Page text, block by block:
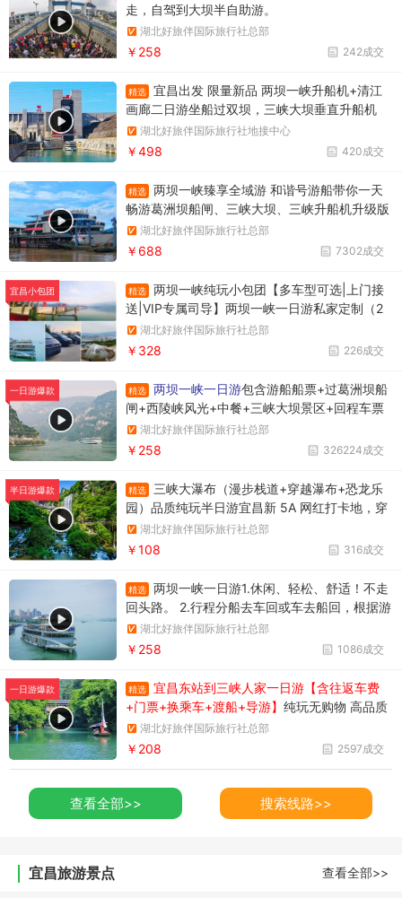
走，自驾到大坝半自助游。
湖北好旅伴国际旅行社总部
242成交
￥258
精选
宜昌出发 限量新品 两坝一峡升船机+清江
画廊二日游坐船过双坝，三峡大坝垂直升船机
+葛洲坝船闸，游清江百里画廊
湖北好旅伴国际旅行社地接中心
420成交
￥498
精选
两坝一峡臻享全域游 和谐号游船带你一天
畅游葛洲坝船闸、三峡大坝、三峡升船机升级版
两坝一峡，升级版两坝一峡全域游，两坝一峡PL
US版本
湖北好旅伴国际旅行社总部
7302成交
￥688
宜昌小包团 精选
两坝一峡纯玩小包团【多车型可选|上门接
送|VIP专属司导】两坝一峡一日游私家定制（2
人起订）+1单1团+不拼车+往返接送+观三峡大
坝过葛洲坝游西陵峡
湖北好旅伴国际旅行社总部
226成交
￥328
一日游爆款 精选 两坝一峡一日游包含游船船票+过葛洲坝船
闸+西陵峡风光+中餐+三峡大坝景区+回程车票
湖北好旅伴国际旅行社总部
326224成交
￥258
半日游爆款 精选
三峡大瀑布（漫步栈道+穿越瀑布+恐龙乐
园）品质纯玩半日游宜昌新 5A 网红打卡地，穿
彩虹瀑布，观桃花湖岛，漫步栈道，峡谷步步皆
景
湖北好旅伴国际旅行社总部
316成交
￥108
精选
两坝一峡一日游1.休闲、轻松、舒适！不走
回头路。 2.行程分船去车回或车去船回，根据游
船停泊所在位置确定。车去船回时上午游览三峡
大坝，下午游览西陵峡大峡谷。行程调整先后顺
湖北好旅伴国际旅行社总部
1086成交
￥258
一日游爆款 精选
宜昌东站到三峡人家一日游【含往返车费
+门票+换乘车+渡船+导游】 纯玩无购物 高品质
享受当地跟团一日游
湖北好旅伴国际旅行社总部
2597成交
￥208
查看全部>> 搜索线路>>
宜昌旅游景点 查看全部>>